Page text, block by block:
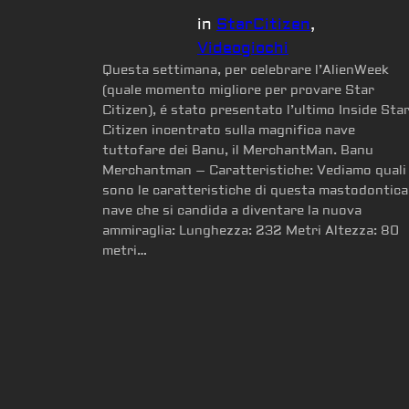
in StarCitizen
Videogiochi
Questa settimana, per celebrare l’AlienWeek
(quale momento migliore per provare Star
Citizen), é stato presentato l’ultimo Inside Star
Citizen incentrato sulla magnifica nave
tuttofare dei Banu, il MerchantMan. Banu
Merchantman – Caratteristiche: Vediamo quali
sono le caratteristiche di questa mastodontica
nave che si candida a diventare la nuova
ammiraglia: Lunghezza: 232 Metri Altezza: 80
metri…